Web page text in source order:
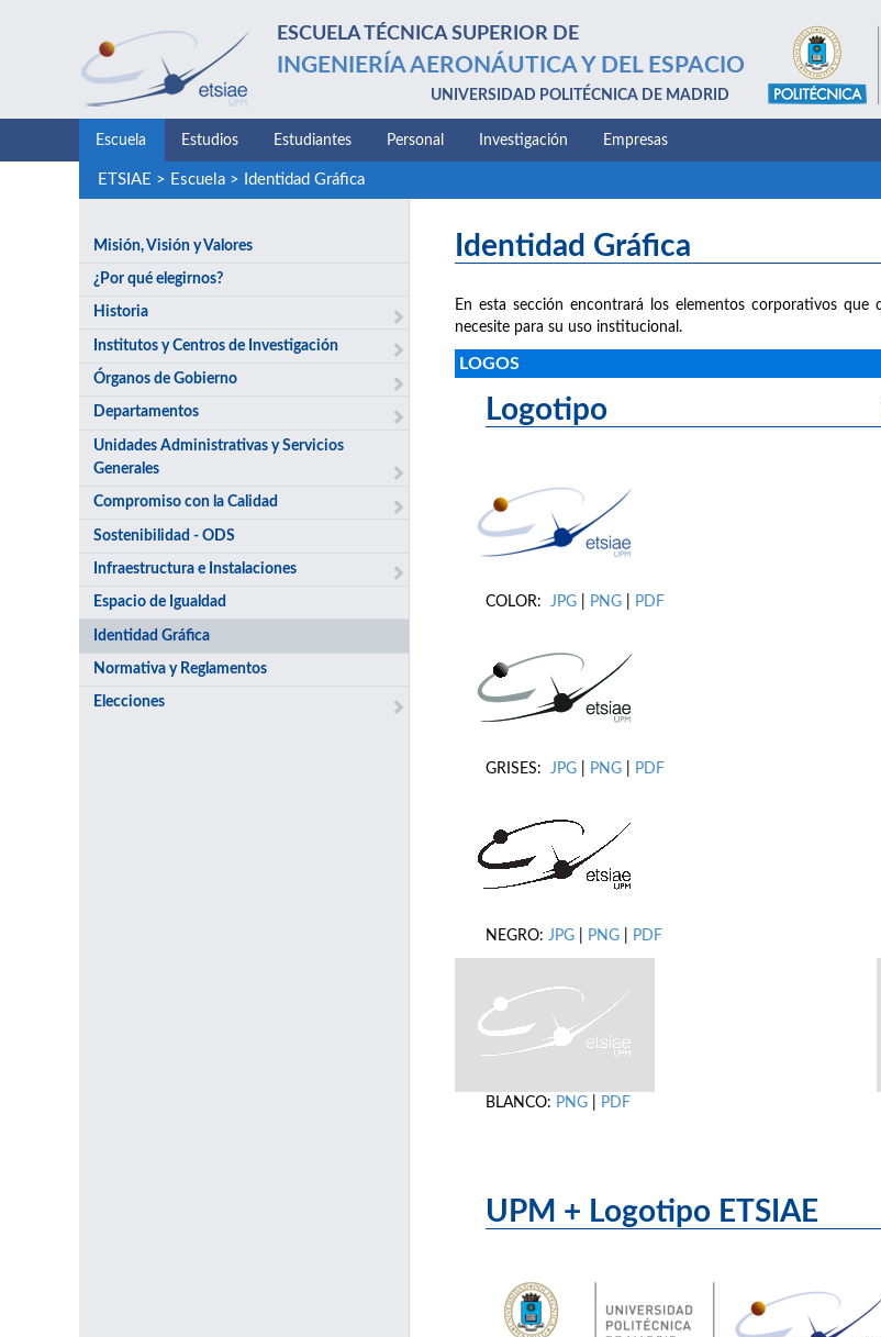
ESCUELA TÉCNICA SUPERIOR DE
INGENIERÍA AERONÁUTICA Y DEL ESPACIO
UNIVERSIDAD POLITÉCNICA DE MADRID
Escuela Estudios Estudiantes Personal Investigación Empresas
ETSIAE > Escuela> Identidad Gráfica
Misión, Visión y Valores
¿Por qué elegirnos?
Historia
Institutos y Centros de Investigación
Órganos de Gobierno
Departamentos
Unidades Administrativas y Servicios
Generales
Compromiso con la Calidad
Sostenibilidad - ODS
Infraestructura e Instalaciones
Espacio de Igualdad
Identidad Gráfica
Normativa y Reglamentos
Elecciones
Identidad Gráfica
En esta sección encontrará los elementos corporativos
necesite para su uso institucional.
LOGOS
Logotipo Logo
COLOR: JPG PNG PDF
GRISES: JPG PNG PDF
NEGRO: JPG PNG PDF
BLANCO: PNG PDF
UPM + Logotipo